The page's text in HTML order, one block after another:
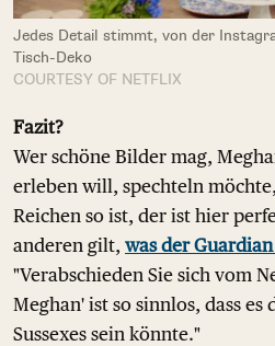
Jedes Detail stimmt, von der
Tisch-Deko
COURTESY OF NETFLIX
Fazit?
Wer schöne Bilder mag,
erleben will, spechteln
Reichen so ist, der ist hier
anderen gilt, was der
"Verabschieden Sie sich vom
Meghan' ist so sinnlos, dass es
Sussexes sein könnte."